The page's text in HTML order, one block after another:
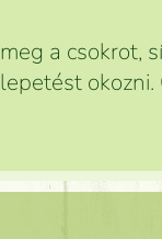
a csokrot,